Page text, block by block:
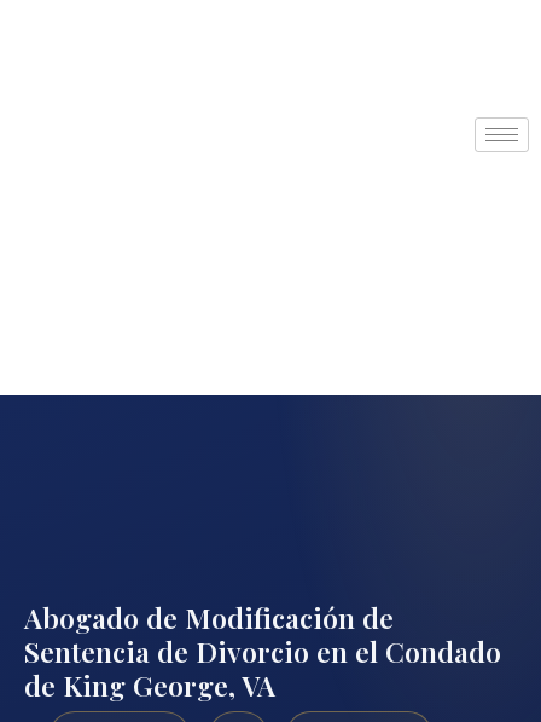
Abogado de Modificación de
Sentencia de Divorcio en el Condado
de King George, VA